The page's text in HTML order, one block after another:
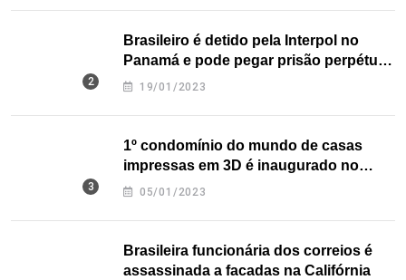
Brasileiro é detido pela Interpol no
Panamá e pode pegar prisão perpétua
nos EUA
19/01/2023
1º condomínio do mundo de casas
impressas em 3D é inaugurado no
Texas
05/01/2023
Brasileira funcionária dos correios é
assassinada a facadas na Califórnia